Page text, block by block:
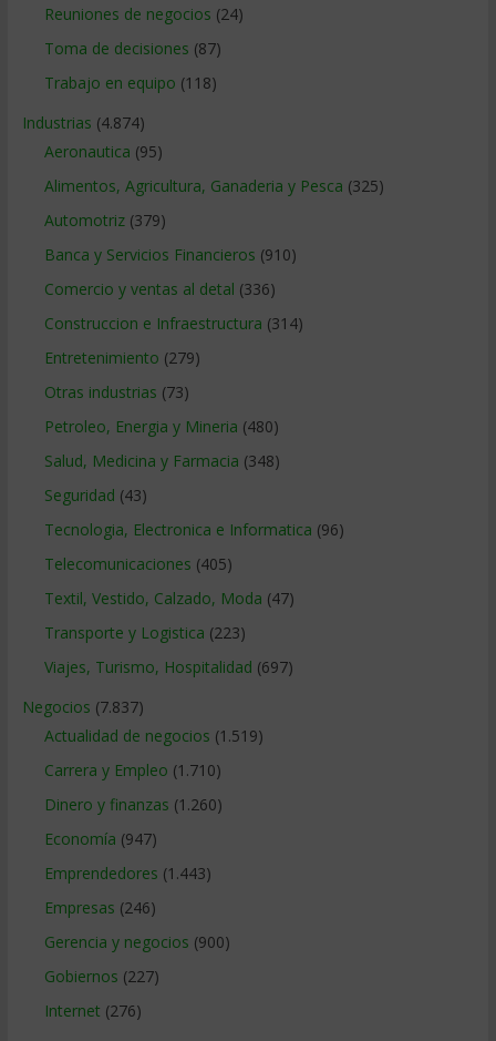
Reuniones de negocios (24)
Toma de decisiones (87)
Trabajo en equipo (118)
Industrias (4.874)
Aeronautica (95)
Alimentos, Agricultura, Ganaderia y Pesca (325)
Automotriz(379)
Banca y Servicios Financieros (910)
Comercio y ventas al detal (336)
Construccion e Infraestructura (314)
Entretenimiento (279)
Otras industrias (73)
Petroleo, Energia y Mineria (480)
Salud, Medicina y Farmacia (348)
Seguridad (43)
Tecnologia, Electronica e Informatica (96)
Telecomunicaciones (405)
Textil, Vestido, Calzado, Moda (47)
Transporte y Logistica (223)
Viajes, Turismo, Hospitalidad (697)
Negocios (7.837)
Actualidad de negocios (1.519)
Carrera y Empleo (1.710)
Dinero y finanzas (1.260)
Economía (947)
Emprendedores (1.443)
Empresas (246)
Gerencia y negocios (900)
Gobiernos (227)
Internet (276)